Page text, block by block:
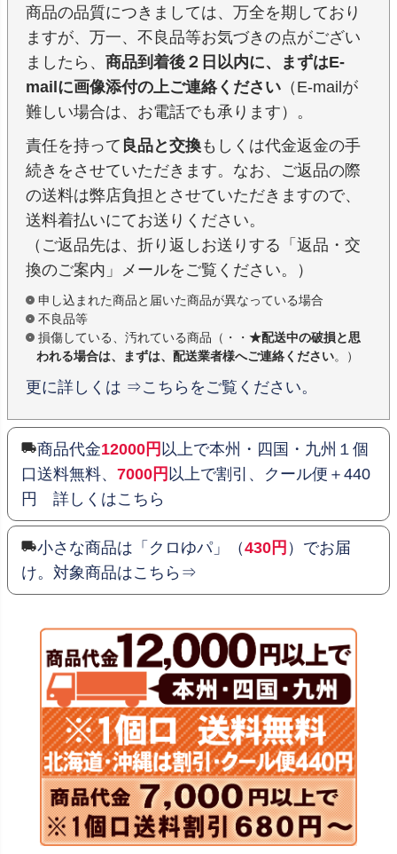
商品の品質につきましては、万全を期しており
ますが、万一、不良品等お気づきの点がござい
ましたら、 商品到着後２日以内に、まずはE-
mailに画像添付の上ご連絡ください （E-mailが
難しい場合は、お電話でも承ります）。
責任を持って 良品と交換もしくは代金返金の手
続きをさせていただきます。なお、ご返品の際
の送料は弊店負担とさせていただきますので、
送料着払いにてお送りください。
（ご返品先は、折り返しお送りする「返品・交
換のご案内」メールをご覧ください。）
申し込まれた商品と届いた商品が異なっている場合
不良品等
損傷している、汚れている商品（・・ ★配送中の破損と思
われる場合は、まずは、配送業者様へご連絡ください。）
更に詳しくは ⇒こちらをご覧ください。
商品代金12000円 以上で本州・四国・九州１個
口送料無料、 7000円 以上で割引、クール便＋440
円 詳しくはこちら
小さな商品は「クロゆパ」（430円 ）でお届
け。対象商品はこちら⇒